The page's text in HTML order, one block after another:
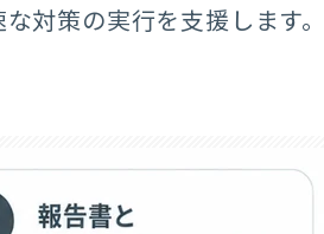
対策の実行を支援します。